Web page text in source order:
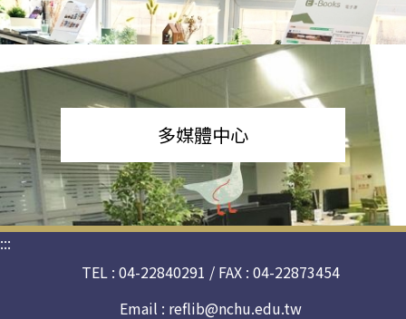
多媒體中心
:::
TEL : 04-22840291 / FAX : 04-22873454
Email : reflib@nchu.edu.tw